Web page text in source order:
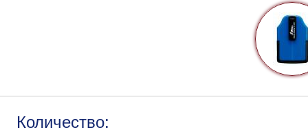
Количество: